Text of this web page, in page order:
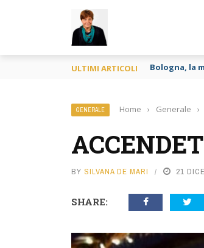
ULTIMI ARTICOLI Francia o
GENERALE Home › Generale ›
BY SILVANA DE MARI 21
SHARE: